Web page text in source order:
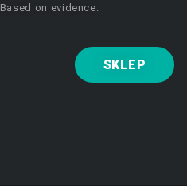
Based on evidence.
SKLEP